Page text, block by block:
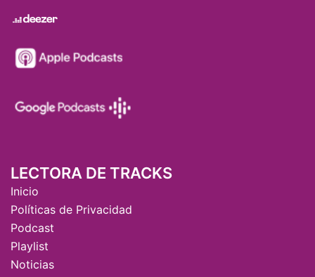
LECTORA DE TRACKS
Inicio
Políticas de Privacidad
Podcast
Playlist
Noticias